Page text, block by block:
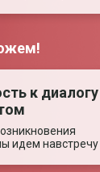
к диалогу
идем навстречу